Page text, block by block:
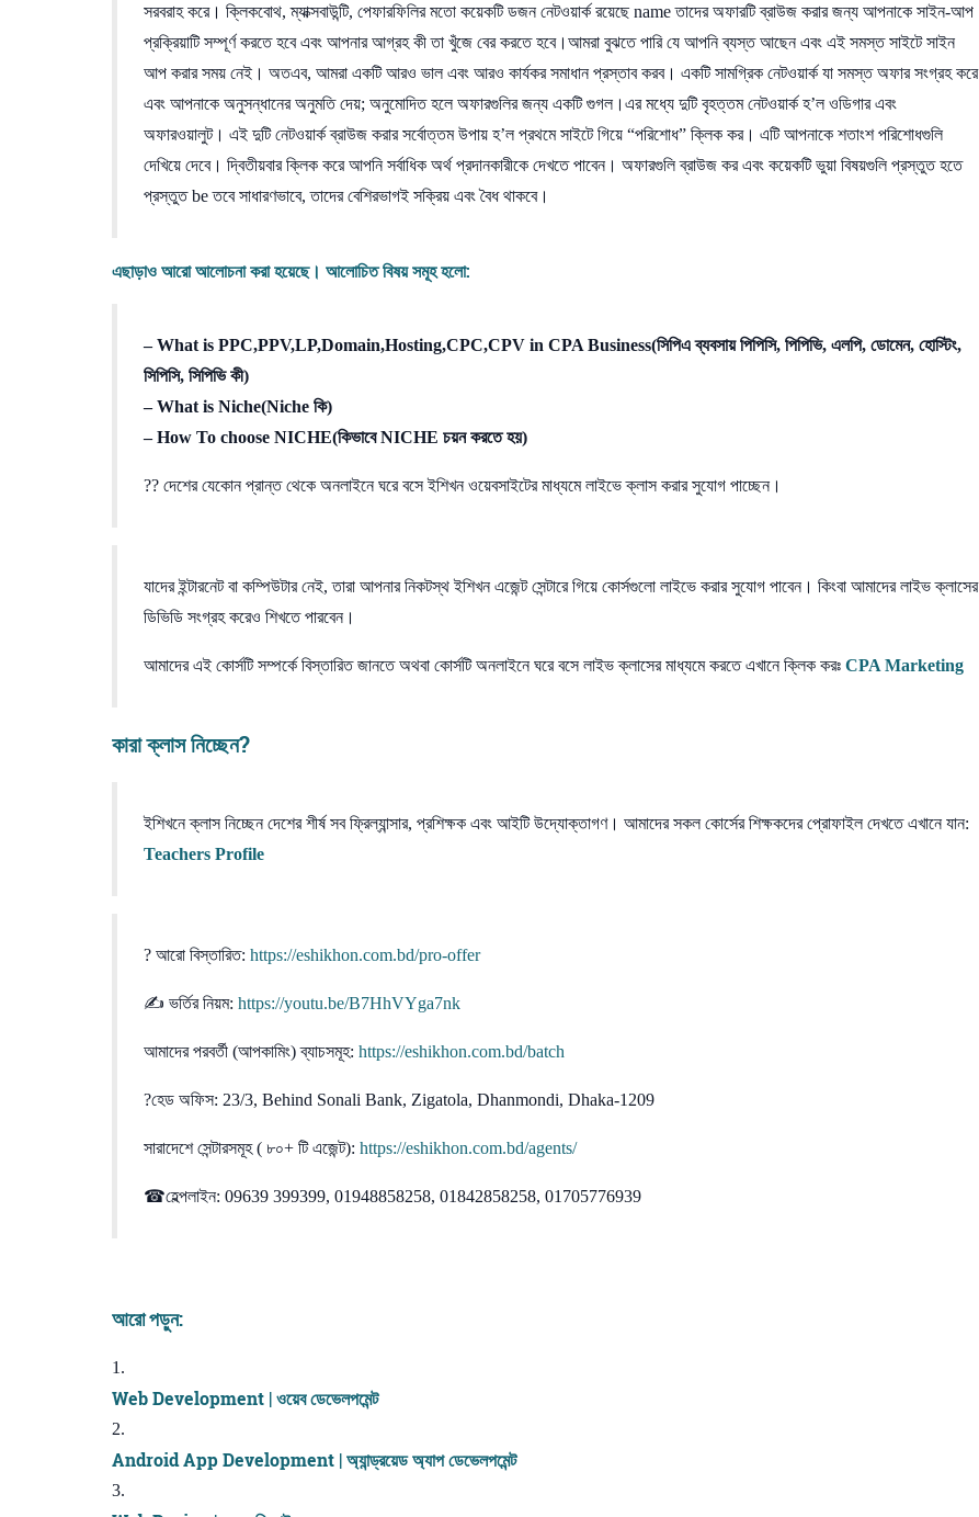
সরবরাহ করে। ক্লিকবোথ, ম্যাক্সবাউন্টি, পেফারফিলির মতো কয়েকটি ডজন নেটওয়ার্ক রয়েছে name তাদের অফারটি ব্রাউজ করার জন্য আপনাকে সাইন-আপ
প্রক্রিয়াটি সম্পূর্ণ করতে হবে এবং আপনার আগ্রহ কী তা খুঁজে বের করতে হবে।আমরা বুঝতে পারি যে আপনি ব্যস্ত আছেন এবং এই সমস্ত সাইটে সাইন
আপ করার সময় নেই। অতএব, আমরা একটি আরও ভাল এবং আরও কার্যকর সমাধান প্রস্তাব করব। একটি সামগ্রিক নেটওয়ার্ক যা সমস্ত অফার সংগ্রহ করে
এবং আপনাকে অনুসন্ধানের অনুমতি দেয়; অনুমোদিত হলে অফারগুলির জন্য একটি গুগল।এর মধ্যে দুটি বৃহত্তম নেটওয়ার্ক হ’ল ওডিগার এবং
অফারওয়ালুট। এই দুটি নেটওয়ার্ক ব্রাউজ করার সর্বোত্তম উপায় হ’ল প্রথমে সাইটে গিয়ে “পরিশোধ” ক্লিক কর। এটি আপনাকে শতাংশ পরিশোধগুলি
দেখিয়ে দেবে। দ্বিতীয়বার ক্লিক করে আপনি সর্বাধিক অর্থ প্রদানকারীকে দেখতে পাবেন। অফারগুলি ব্রাউজ কর এবং কয়েকটি ভুয়া বিষয়গুলি প্রস্তুত হতে
প্রস্তুত be তবে সাধারণভাবে, তাদের বেশিরভাগই সক্রিয় এবং বৈধ থাকবে।
এছাড়াও আরো আলোচনা করা হয়েছে। আলোচিত বিষয় সমূহ হলো:
– What is PPC,PPV,LP,Domain,Hosting,CPC,CPV in CPA Business(সিপিএ ব্যবসায় পিপিসি, পিপিভি, এলপি, ডোমেন, হোস্টিং,
সিপিসি, সিপিভি কী)
– What is Niche(Niche কি)
– How To choose NICHE(কিভাবে NICHE চয়ন করতে হয়)
?? দেশের যেকোন প্রান্ত থেকে অনলাইনে ঘরে বসে ইশিখন ওয়েবসাইটের মাধ্যমে লাইভে ক্লাস করার সুযোগ পাচ্ছেন।
যাদের ইন্টারনেট বা কম্পিউটার নেই, তারা আপনার নিকটস্থ ইশিখন এজেন্ট সেন্টারে গিয়ে কোর্সগুলো লাইভে করার সুযোগ পাবেন। কিংবা আমাদের লাইভ ক্লাসের
ডিভিডি সংগ্রহ করেও শিখতে পারবেন।
আমাদের এই কোর্সটি সম্পর্কে বিস্তারিত জানতে অথবা কোর্সটি অনলাইনে ঘরে বসে লাইভ ক্লাসের মাধ্যমে করতে এখানে ক্লিক করঃ CPA Marketing
কারা ক্লাস নিচ্ছেন?
ইশিখনে ক্লাস নিচ্ছেন দেশের শীর্ষ সব ফ্রিল্যান্সার, প্রশিক্ষক এবং আইটি উদ্যোক্তাগণ। আমাদের সকল কোর্সের শিক্ষকদের প্রোফাইল দেখতে এখানে যান:
Teachers Profile
? আরো বিস্তারিত: https://eshikhon.com.bd/pro-offer
✍ ভর্তির নিয়ম: https://youtu.be/B7HhVYga7nk
আমাদের পরবর্তী (আপকামিং) ব্যাচসমূহ: https://eshikhon.com.bd/batch
?হেড অফিস: 23/3, Behind Sonali Bank, Zigatola, Dhanmondi, Dhaka-1209
সারাদেশে সেন্টারসমূহ ( ৮০+ টি এজেন্ট): https://eshikhon.com.bd/agents/
☎হেল্পলাইন: 09639 399399, 01948858258, 01842858258, 01705776939
আরো পড়ুন:
Web Development | ওয়েব ডেভেলপমেন্ট
Android App Development | অ্যান্ড্রয়েড অ্যাপ ডেভেলপমেন্ট